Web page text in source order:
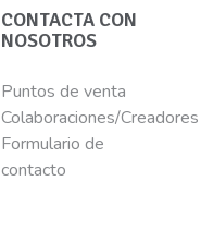
CONTACTA CON
NOSOTROS
Puntos de venta
Colaboraciones/Creadores
Formulario de
contacto